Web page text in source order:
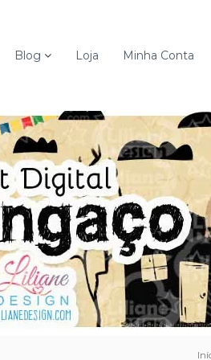
Blog Loja Minha Conta